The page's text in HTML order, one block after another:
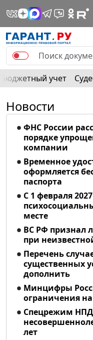
Бюджетный учет
Новости
ФНС России
порядке
компании
Временное
оформляется
паспорта
С 1 февраля
месте
ВС РФ признал
при
Перечень
существенных
дополнить
Минцифры
ограничения на
Спецрежим НПД
лет